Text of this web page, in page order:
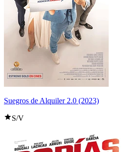
Suegros de Alquiler 2.0 (2023)
S/V